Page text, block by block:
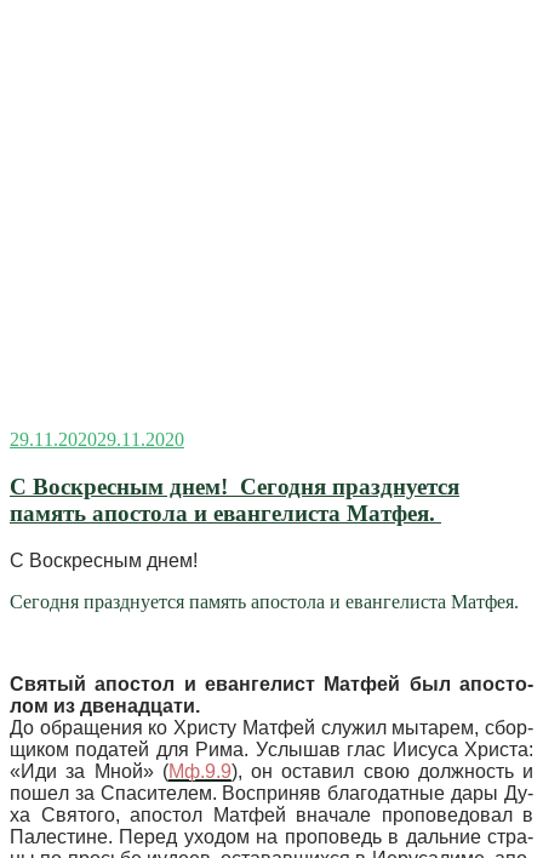
Опубликовано
29.11.202029.11.2020
C Воскресным днем! Сегодня празднуется
память апостола и евангелиста Матфея.
C Воскресным днем!
Сегодня празднуется память апостола и евангелиста Матфея.
Святый апостол и евангелист Матфей был апо­сто­
лом из две­на­дца­ти.
До об­ра­ще­ния ко Хри­сту Мат­фей слу­жил мы­та­рем, сбор­
щи­ком по­да­тей для Ри­ма. Услы­шав глас Иису­са Хри­ста:
«Иди за Мной» (Мф.9.9), он оста­вил свою долж­ность и
по­шел за Спа­си­те­лем. Вос­при­няв бла­го­дат­ные да­ры Ду­
ха Свя­то­го, апо­стол Мат­фей вна­ча­ле про­по­ве­до­вал в
Па­ле­стине. Пе­ред ухо­дом на про­по­ведь в даль­ние стра­